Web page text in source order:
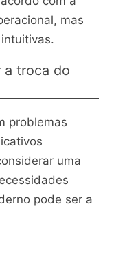
mas
a troca do
problemas
uma
pode ser a